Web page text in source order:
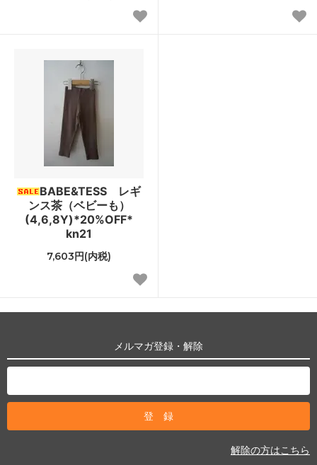
BABE&TESS レギ
ンス茶（ベビーも）
(4,6,8Y)*20%OFF*
kn21
7,603円(内税)
メルマガ登録・解除
解除の方はこちら